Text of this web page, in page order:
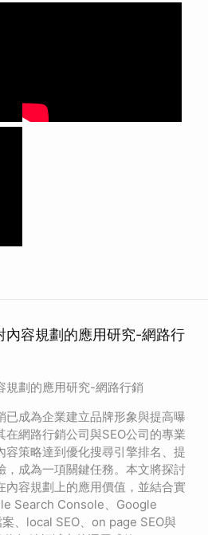
內容規劃的應用研究-網路行
規劃的應用研究-網路行銷
已成為企業建立品牌形象與提高曝
網路行銷公司與SEO公司的專業
容策略達到優化搜尋引擎排名、提
，成為一項關鍵任務。本文將探討
內容規劃上的應用價值，並結合實
Search Console、Google
、local SEO、on page SEO與